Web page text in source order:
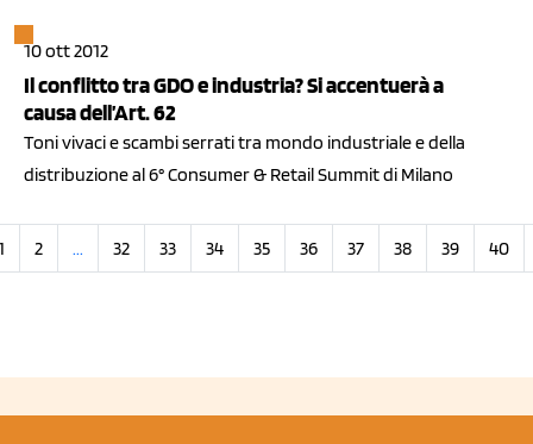
10 ott 2012
Il conflitto tra GDO e industria? Si accentuerà a
causa dell’Art. 62
Toni vivaci e scambi serrati tra mondo industriale e della
distribuzione al 6° Consumer & Retail Summit di Milano
2 ... 32 33 34 35 36 37 38 39 40